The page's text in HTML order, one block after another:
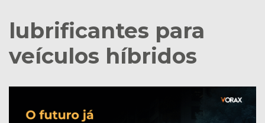
lubrificantes para
veículos híbridos